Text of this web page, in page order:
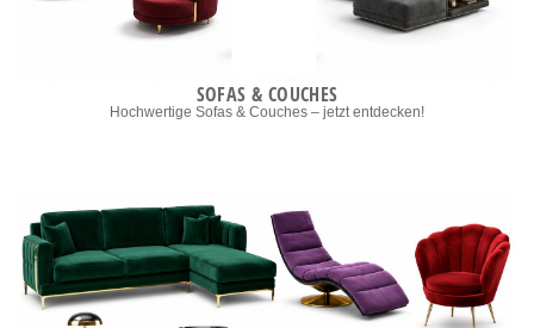
SOFAS & COUCHES
Hochwertige Sofas & Couches – jetzt entdecken!